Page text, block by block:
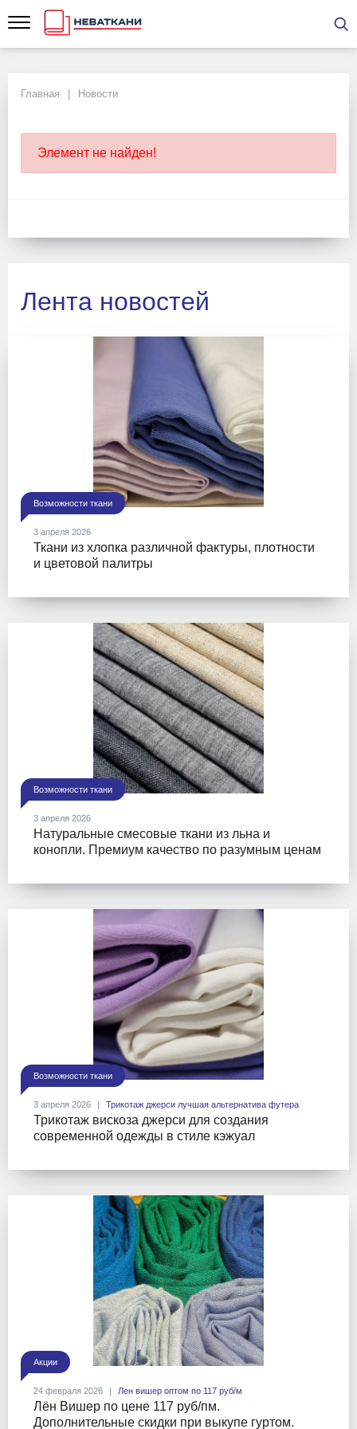
Главная Новости
Элемент не найден!
Лента новостей
Возможности ткани
3 апреля 2026
Ткани из хлопка различной фактуры, плотности
и цветовой палитры
Возможности ткани
3 апреля 2026
Натуральные смесовые ткани из льна и
конопли. Премиум качество по разумным ценам
Возможности ткани
3 апреля 2026 Трикотаж джерси лучшая альтернатива футера
Трикотаж вискоза джерси для создания
современной одежды в стиле кэжуал
Акции
24 февраля 2026 Лен вишер оптом по 117 руб/м
Лён Вишер по цене 117 руб/пм.
Дополнительные скидки при выкупе гуртом.